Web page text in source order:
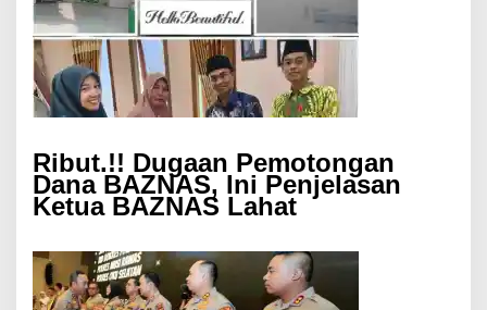
Ribut.!! Dugaan Pemotongan
Dana BAZNAS, Ini Penjelasan
Ketua BAZNAS Lahat